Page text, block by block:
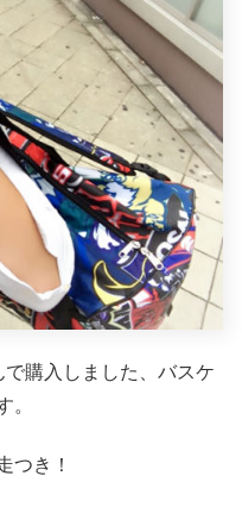
購入しました、バスケ
。
つき！